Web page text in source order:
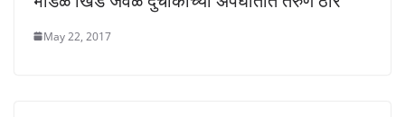
May 22, 2017